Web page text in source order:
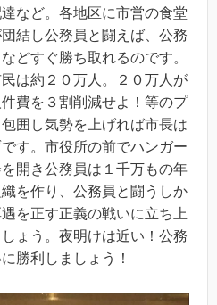
など。各地区に市営の食堂
結し公務員と闘えば、公務
どすぐ勝ち取れるのです。
は約２０万人。２０万人が
費を３割削減せよ！等のプ
囲し気勢を上げれば市長は
す。市役所の前でハンガー
開き公務員は１千万もの年
を作り、公務員と闘うしか
を正す正義の戦いに立ち上
ょう。夜明けは近い！公務
勝利しましょう！